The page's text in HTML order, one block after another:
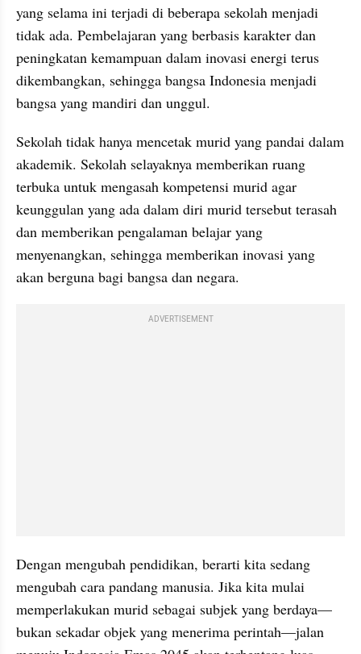
yang selama ini terjadi di beberapa sekolah menjadi
tidak ada. Pembelajaran yang berbasis karakter dan
peningkatan kemampuan dalam inovasi energi terus
dikembangkan, sehingga bangsa Indonesia menjadi
bangsa yang mandiri dan unggul.
Sekolah tidak hanya mencetak murid yang pandai dalam
akademik. Sekolah selayaknya memberikan ruang
terbuka untuk mengasah kompetensi murid agar
keunggulan yang ada dalam diri murid tersebut terasah
dan memberikan pengalaman belajar yang
menyenangkan, sehingga memberikan inovasi yang
akan berguna bagi bangsa dan negara.
ADVERTISEMENT
Dengan mengubah pendidikan, berarti kita sedang
mengubah cara pandang manusia. Jika kita mulai
memperlakukan murid sebagai subjek yang berdaya—
bukan sekadar objek yang menerima perintah—jalan